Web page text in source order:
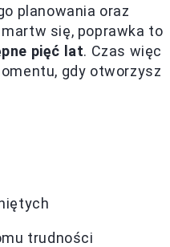
planowania oraz
się, poprawka to
pięć lat. Czas więc
gdy otworzysz
trudności